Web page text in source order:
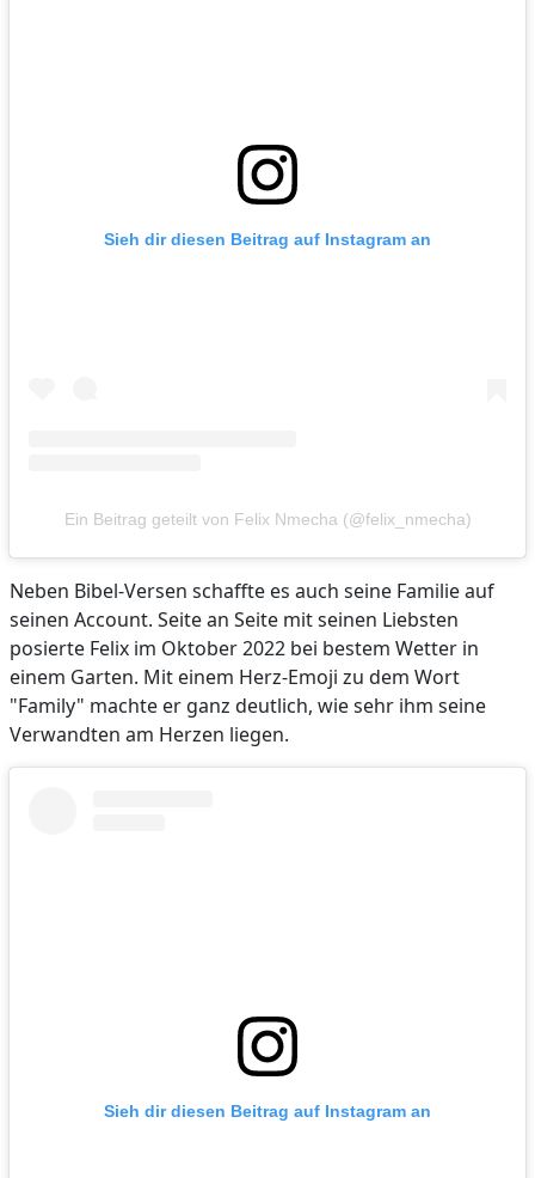
Sieh dir diesen Beitrag auf Instagram an
Ein Beitrag geteilt von Felix Nmecha (@felix_nmecha)
Neben Bibel-Versen schaffte es auch seine Familie auf
seinen Account. Seite an Seite mit seinen Liebsten
posierte Felix im Oktober 2022 bei bestem Wetter in
einem Garten. Mit einem Herz-Emoji zu dem Wort
"Family" machte er ganz deutlich, wie sehr ihm seine
Verwandten am Herzen liegen.
Sieh dir diesen Beitrag auf Instagram an